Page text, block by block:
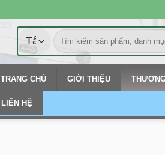
Tìm
kiếm:
TRANG CHỦ GIỚI THIỆU
LIÊN HỆ